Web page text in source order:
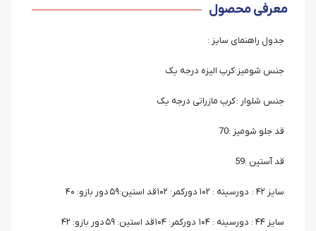
معرفی محصول
جدول راهنمای سایز :
جنس شومیز:کرپ الیزه درجه یک
جنس شلوار : کرپ مازراتی درجه یک
قد جلو شومیز :70
قد آستین :59
سایز ۴۲ : دورسینه : ۱۰۲ دورکمر: ۱۰۲ قد استین:۵۹ دور بازو: ۴۰
سایز ۴۴ : دورسینه : ۱۰۴ دورکمر: ۱۰۴ قد استین: ۵۹ دور بازو: ۴۲